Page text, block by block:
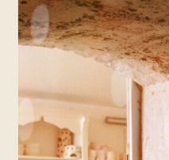
KON­TAKT